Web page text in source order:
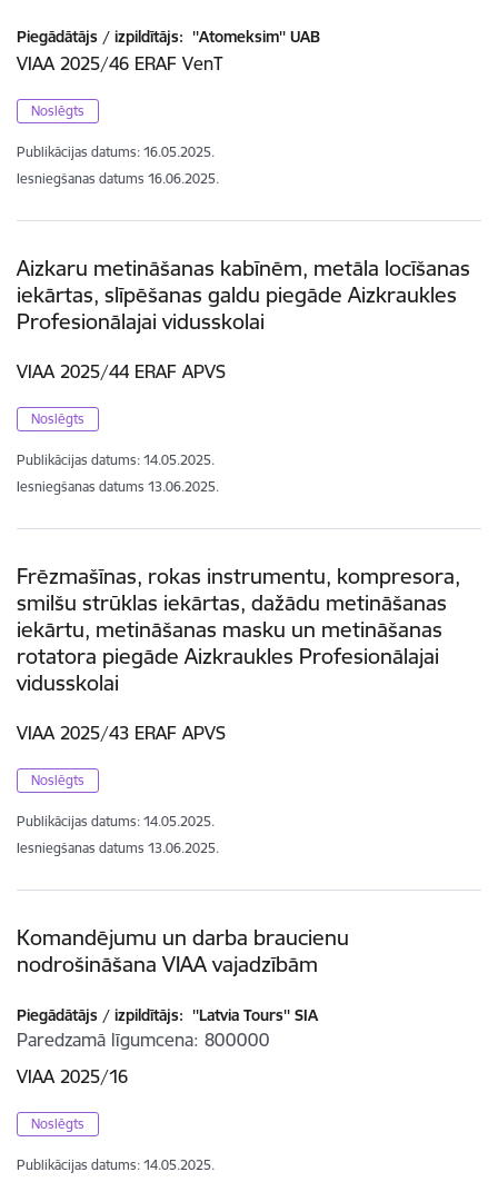
Piegādātājs / izpildītājs: ''Atomeksim'' UAB
VIAA 2025/46 ERAF VenT
Noslēgts
Publikācijas datums: 16.05.2025.
Iesniegšanas datums 16.06.2025.
Aizkaru metināšanas kabīnēm, metāla locīšanas
iekārtas, slīpēšanas galdu piegāde Aizkraukles
Profesionālajai vidusskolai
VIAA 2025/44 ERAF APVS
Noslēgts
Publikācijas datums: 14.05.2025.
Iesniegšanas datums 13.06.2025.
Frēzmašīnas, rokas instrumentu, kompresora,
smilšu strūklas iekārtas, dažādu metināšanas
iekārtu, metināšanas masku un metināšanas
rotatora piegāde Aizkraukles Profesionālajai
vidusskolai
VIAA 2025/43 ERAF APVS
Noslēgts
Publikācijas datums: 14.05.2025.
Iesniegšanas datums 13.06.2025.
Komandējumu un darba braucienu
nodrošināšana VIAA vajadzībām
Piegādātājs / izpildītājs: ''Latvia Tours'' SIA
Paredzamā līgumcena 800000
VIAA 2025/16
Noslēgts
Publikācijas datums: 14.05.2025.